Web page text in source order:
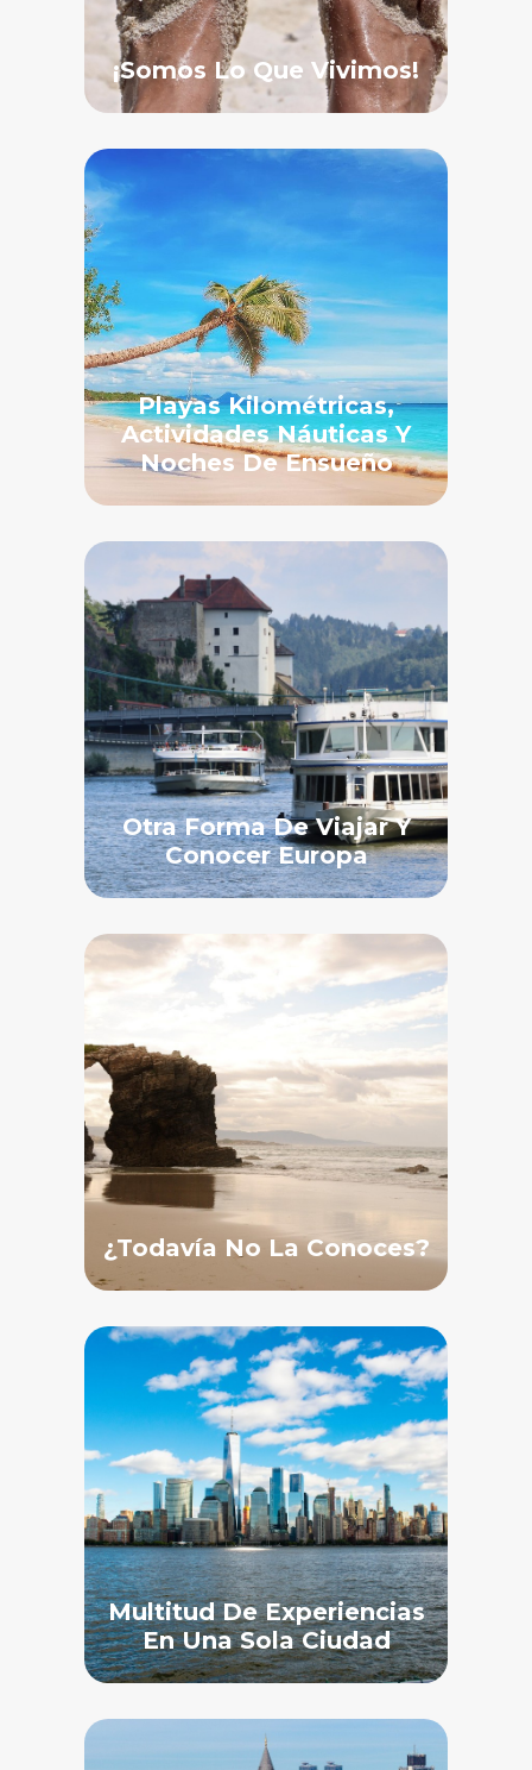
¡Somos Lo Que Vivimos!
Playas Kilométricas,
Actividades Náuticas Y
Noches De Ensueño
Otra Forma De Viajar Y
Conocer Europa
¿Todavía No La Conoces?
Multitud De Experiencias
En Una Sola Ciudad